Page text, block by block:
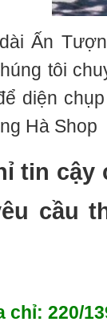
Ấn
tôi
diện
Hà Shop
tin cậy
cầu
chỉ: 220/